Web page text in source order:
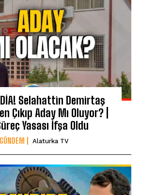
Selahattin Demirtaş
Çıkıp Aday Mı Oluyor? |
Yasası İfşa Oldu
GÜNDEM Alaturka TV